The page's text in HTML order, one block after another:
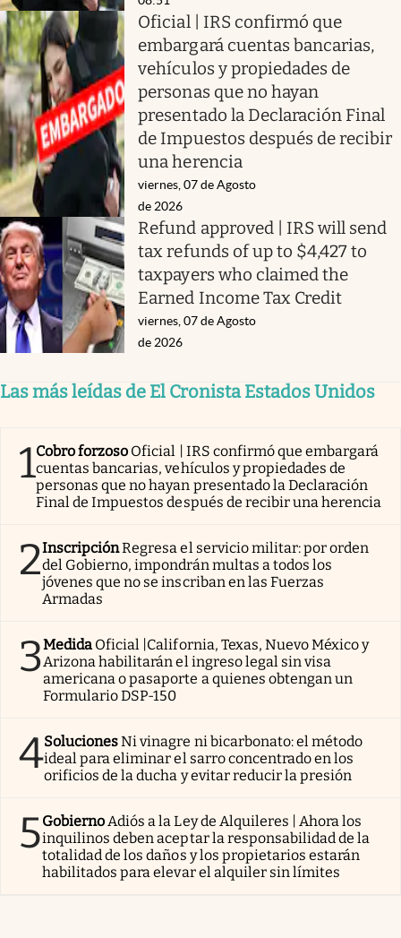
Oficial | IRS confirmó que
embargará cuentas bancarias,
vehículos y propiedades de
personas que no hayan
presentado la Declaración Final
de Impuestos después de recibir
una herencia
viernes, 07 de Agosto
de 2026
Refund approved | IRS will send
tax refunds of up to $4,427 to
taxpayers who claimed the
Earned Income Tax Credit
viernes, 07 de Agosto
de 2026
Las más leídas de El Cronista Estados Unidos
1Cobro forzoso Oficial | IRS confirmó que embargará
cuentas bancarias, vehículos y propiedades de
personas que no hayan presentado la Declaración
Final de Impuestos después de recibir una herencia
2InscripciónRegresa el servicio militar: por orden
del Gobierno, impondrán multas a todos los
jóvenes que no se inscriban en las Fuerzas
Armadas
3Medida Oficial |California, Texas, Nuevo México y
Arizona habilitarán el ingreso legal sin visa
americana o pasaporte a quienes obtengan un
Formulario DSP-150
4SolucionesNi vinagre ni bicarbonato: el método
ideal para eliminar el sarro concentrado en los
orificios de la ducha y evitar reducir la presión
5GobiernoAdiós a la Ley de Alquileres | Ahora los
inquilinos deben aceptar la responsabilidad de la
totalidad de los daños y los propietarios estarán
habilitados para elevar el alquiler sin límites